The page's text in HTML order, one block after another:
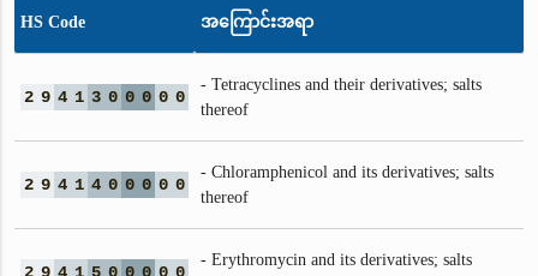
HS Code အကြောင်းအရာ
2 9 4 1 3 0 0 0 0 0
- Tetracyclines and their derivatives; salts
thereof
2 9 4 1 4 0 0 0 0 0
- Chloramphenicol and its derivatives; salts
thereof
- Erythromycin and its derivatives; salts